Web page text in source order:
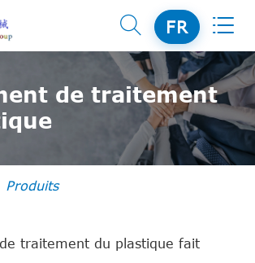
 FR 
de traitement
Produits
de traitement du plastique fait